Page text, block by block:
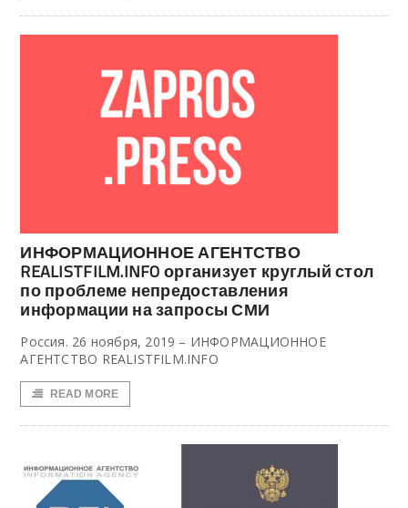
ИНФОРМАЦИОННОЕ АГЕНТСТВО
REALISTFILM.INFO организует круглый стол
по проблеме непредоставления
информации на запросы СМИ
Россия. 26 ноября, 2019 – ИНФОРМАЦИОННОЕ
АГЕНТСТВО REALISTFILM.INFO
READ MORE